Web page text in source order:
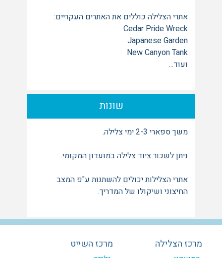
אתרי הצלילה כוללים את האתרים העקריים:
Cedar Pride Wreck
Japanese Garden
New Canyon Tank
ועוד...
שונות
משך ספארי 2-3 ימי צלילה.
ניתן לשכור ציוד צלילה במועדון המקומי.
אתרי הצלילות יכולים להשתנות ע"פ המצב
החיצוני ושיקולו של המדריך.
מרכז הצלילה מרכז השייט